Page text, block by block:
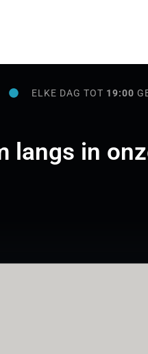
ELKE DAG TOT 19:00
langs in